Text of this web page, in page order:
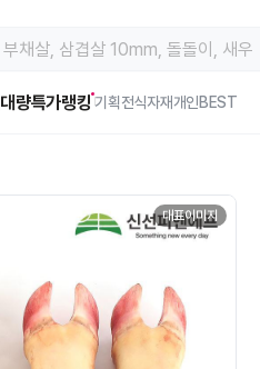
대량특가랭킹알람아이콘
기획전식자재개인BEST
대표이미지